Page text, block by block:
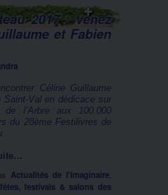
2017 : venez
et Fabien
Céline Guillaume
Saint-Val en dédicace sur
l’Arbre aux 100.000
du 28ème Festilivres de
Actualités de l'imaginaire
festivals & salons des